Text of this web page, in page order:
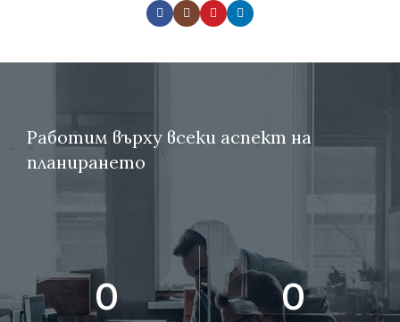
Работим върху всеки аспект на
планирането
0 0